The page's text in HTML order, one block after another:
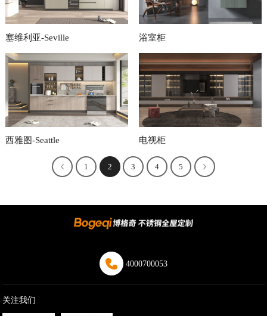
塞维利亚-Seville 浴室柜
西雅图-Seattle 电视柜
1 2 3 4 5
4000700053
关注我们